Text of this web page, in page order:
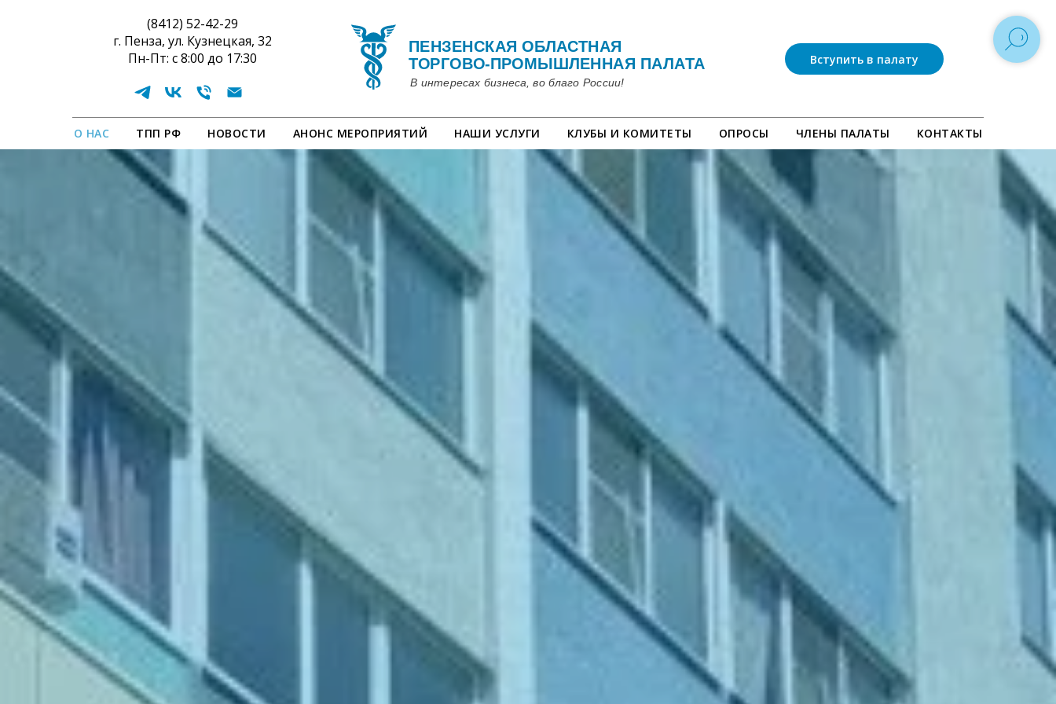
(8412) 52-42-29
г. Пенза, ул. Кузнецкая, 32
Пн-Пт: с 8:00 до 17:30
Вступить в палату
О НАС ТПП РФ НОВОСТИ АНОНС МЕРОПРИЯТИЙ НАШИ УСЛУГИ КЛУБЫ И КОМИТЕТЫ ОПРОСЫ ЧЛЕНЫ ПАЛАТЫ КОНТАКТЫ